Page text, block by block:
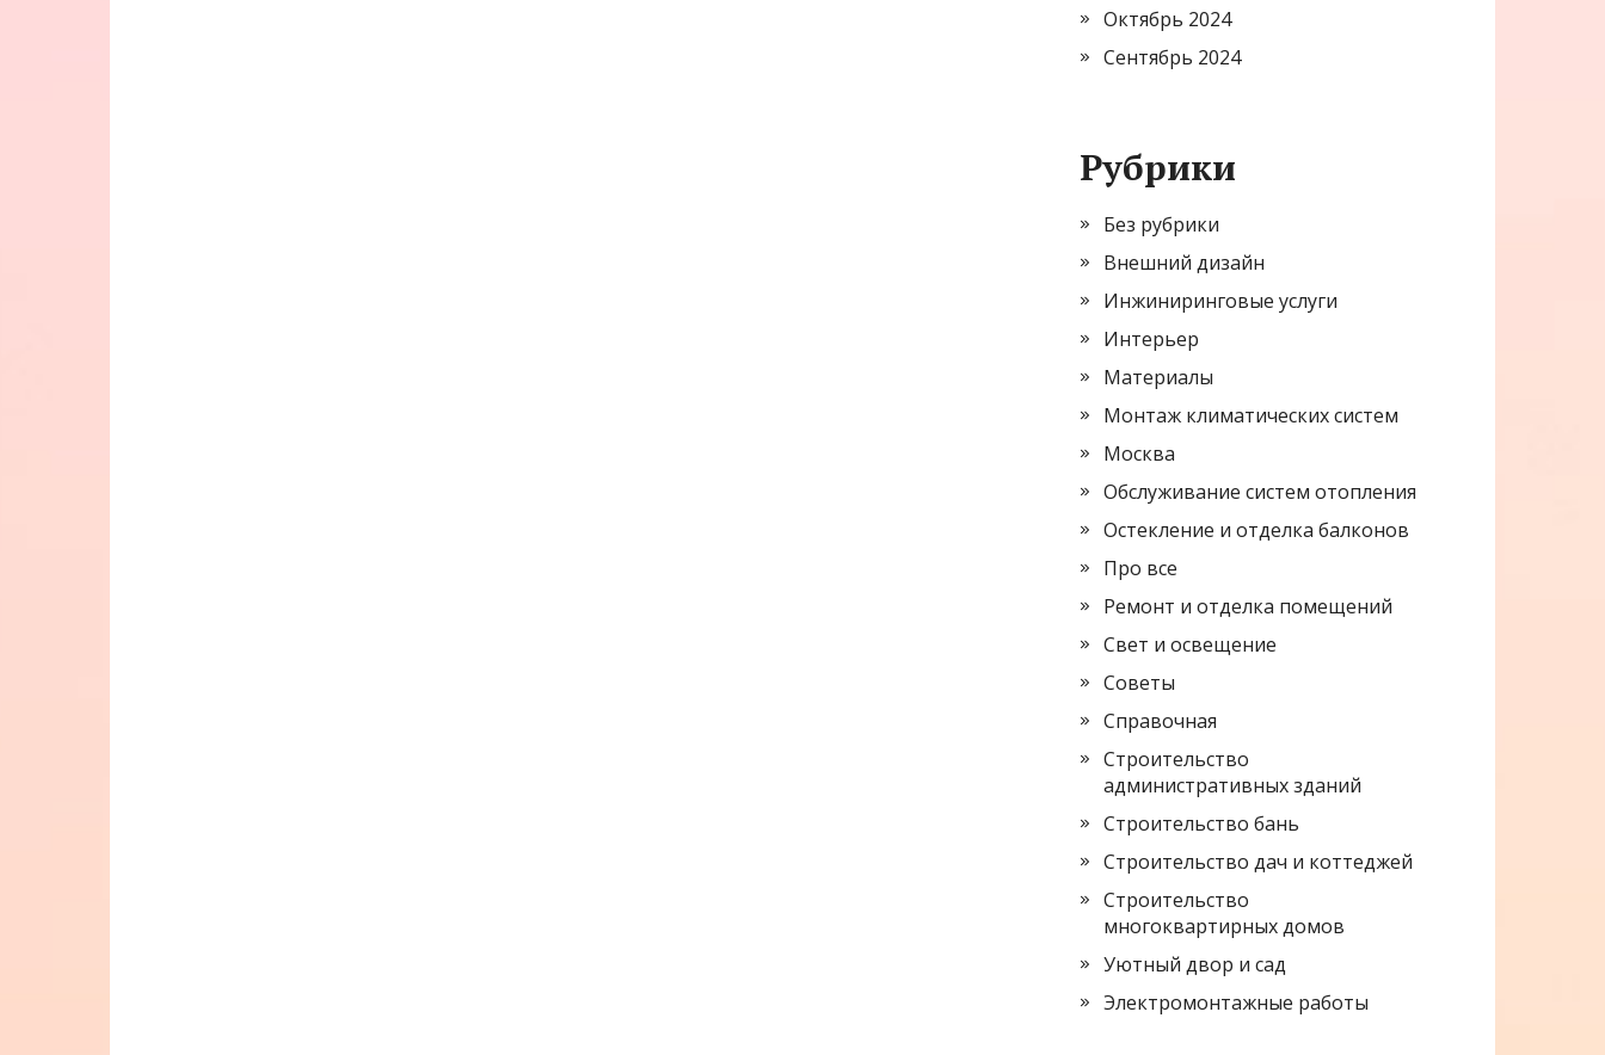
Октябрь 2024
Сентябрь 2024
Рубрики
Без рубрики
Внешний дизайн
Инжиниринговые услуги
Интерьер
Материалы
Монтаж климатических систем
Москва
Обслуживание систем отопления
Остекление и отделка балконов
Про все
Ремонт и отделка помещений
Свет и освещение
Советы
Справочная
Строительство
административных зданий
Строительство бань
Строительство дач и коттеджей
Строительство
многоквартирных домов
Уютный двор и сад
Электромонтажные работы